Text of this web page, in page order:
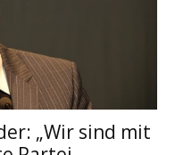
„Wir sind mit